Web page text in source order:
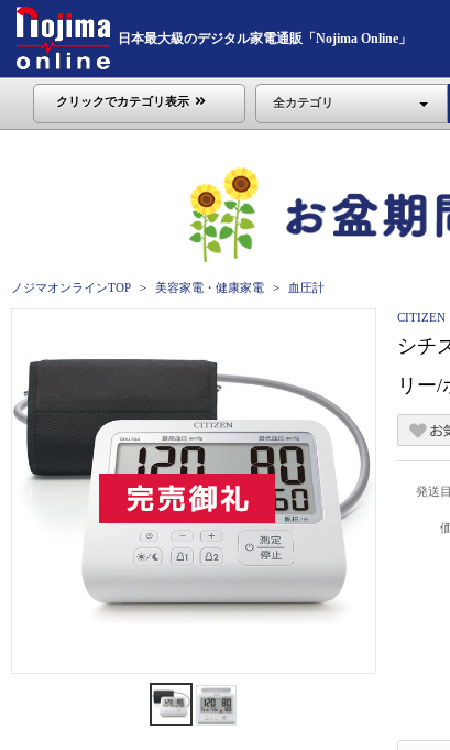
日本最大級のデジタル家電通販「Nojima Online」
クリックでカテゴリ表示 全カテゴリ
ノジマオンラインTOP 美容家電・健康家電 血圧計
CITIZEN
シチ
リー/
発送